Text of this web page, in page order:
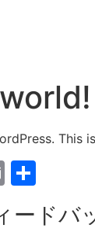
Email
有
ードバ